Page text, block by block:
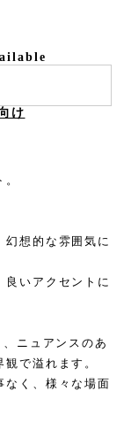
け
幻想的な雰囲気に
いアクセントに
ニュアンスのあ
で溢れます。
なく、様々な場面